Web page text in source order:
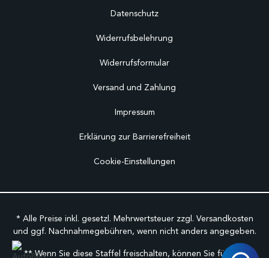
Datenschutz
Widerrufsbelehrung
Widerrufsformular
Versand und Zahlung
Impressum
Erklärung zur Barrierefreiheit
Cookie-Einstellungen
* Alle Preise inkl. gesetzl. Mehrwertsteuer zzgl. Versandkosten
und ggf. Nachnahmegebühren, wenn nicht anders angegeben.
** Wenn Sie diese Staffel freischalten, können Sie für den